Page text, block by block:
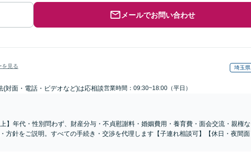
メールでお問い合わせ
を見る 埼玉県
(対面・電話・ビデオなど)は応相談営業時間：09:30~18:00（平日）
】年代・性別問わず、財産分与・不貞慰謝料・婚姻費用・養育費・面会交流・親権な
方針をご説明。すべての手続き・交渉を代理します【子連れ相談可】【休日・夜間面